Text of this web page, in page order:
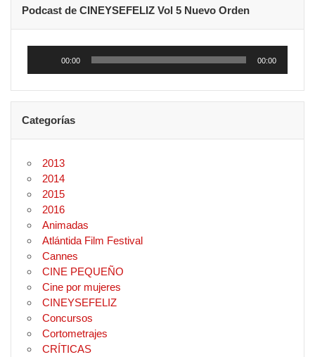
Podcast de CINEYSEFELIZ Vol 5 Nuevo Orden
audio
00:00 00:00
Categorías
2013
2014
2015
2016
Animadas
Atlántida Film Festival
Cannes
CINE PEQUEÑO
Cine por mujeres
CINEYSEFELIZ
Concursos
Cortometrajes
CRÍTICAS